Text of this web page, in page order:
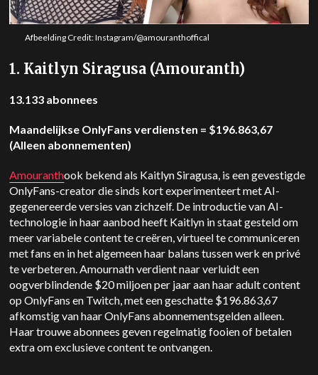
Afbeelding Credit: Instagram/@amouranthoffical
1. Kaitlyn Siragusa (Amouranth)
13.133 abonnees
Maandelijkse OnlyFans verdiensten = $196.863,67
(Alleen abonnementen)
Amouranthook bekend als Kaitlyn Siragusa, is een gevestigde
OnlyFans-creator die sinds kort experimenteert met AI-
gegenereerde versies van zichzelf. De introductie van AI-
technologie in haar aanbod heeft Kaitlyn in staat gesteld om
meer variabele content te creëren, virtueel te communiceren
met fans en in het algemeen haar balans tussen werk en privé
te verbeteren. Amournath verdient naar verluidt een
oogverblindende $20 miljoen per jaar aan haar adult content
op OnlyFans en Twitch, met een geschatte $196.863,67
afkomstig van haar OnlyFans abonnementsgelden alleen.
Haar trouwe abonnees geven regelmatig fooien of betalen
extra om exclusieve content te ontvangen.